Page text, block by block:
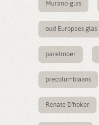
Murano-glas
oud Europees glas
parelmoer
precolumbiaans
Renate D'hoker